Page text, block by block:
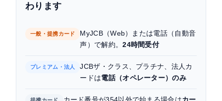
まとめ
わります
一般・提携カード
MyJCB（Web）または電話（自動音
声）で解約。24時間受付
プレミアム・法人
JCBザ・クラス、プラチナ、法人カ
ードは電話（オペレーター）のみ